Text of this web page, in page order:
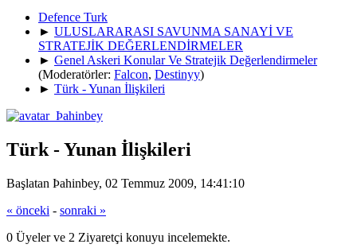
Defence Turk
► ULUSLARARASI SAVUNMA SANAYİ VE
STRATEJİK DEĞERLENDİRMELER
► Genel Askeri Konular Ve Stratejik Değerlendirmeler
(Moderatörler: Falcon, Destinyy)
► Türk - Yunan İlişkileri
Türk - Yunan İlişkileri
Başlatan Þahinbey, 02 Temmuz 2009, 14:41:10
« önceki - sonraki »
0 Üyeler ve 2 Ziyaretçi konuyu incelemekte.